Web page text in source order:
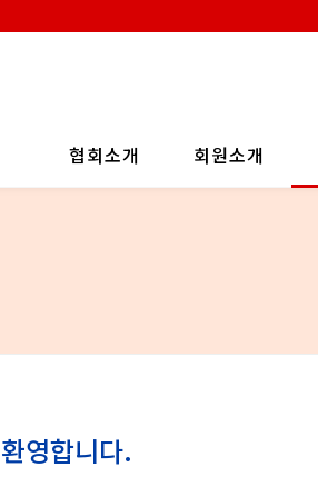
협회소개 회원소개
환영합니다.